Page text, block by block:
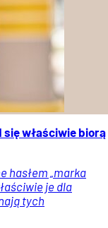
się właściwie biorą
hasłem „marka
je dla
tych